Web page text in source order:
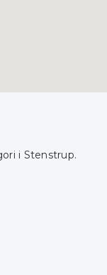
i Stenstrup.